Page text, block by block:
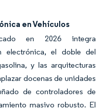
en Vehículos
en 2026 integra
electrónica, el doble del
y las arquitecturas
docenas de unidades
de controladores de
masivo robusto. El